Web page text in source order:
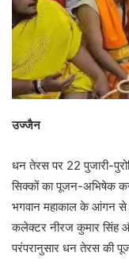
उज्जैन
धन तेरस पर 22 पुजारी-
सिक्कों का पूजन-अभिषेक
भगवान महाकाल के आंगन से
कलेक्टर नीरज कुमार सिंह
परंपरानुसार धन तेरस की